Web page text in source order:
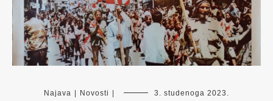
Najava Novosti 3. studenoga 2023.